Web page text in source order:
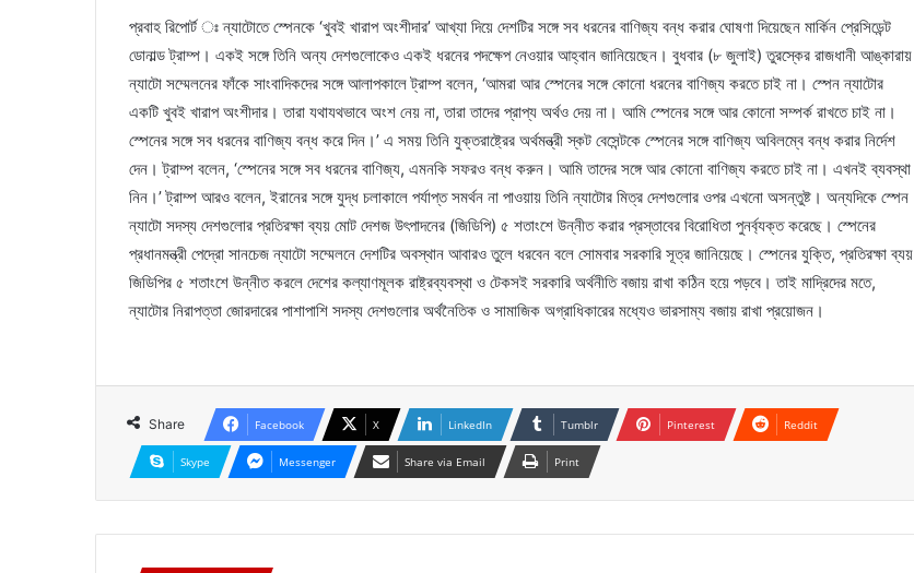
প্রবাহ রিপোর্ট ঃ ন্যাটোতে স্পেনকে ‘খুবই খারাপ অংশীদার’ আখ্যা দিয়ে দেশটির সঙ্গে সব ধরনের বাণিজ্য বন্ধ করার ঘোষণা দিয়েছেন মার্কিন প্রেসিডেন্ট
ডোনাল্ড ট্রাম্প। একই সঙ্গে তিনি অন্য দেশগুলোকেও একই ধরনের পদক্ষেপ নেওয়ার আহ্বান জানিয়েছেন। বুধবার (৮ জুলাই) তুরস্কের রাজধানী আঙ্কারায়
ন্যাটো সম্মেলনের ফাঁকে সাংবাদিকদের সঙ্গে আলাপকালে ট্রাম্প বলেন, ‘আমরা আর স্পেনের সঙ্গে কোনো ধরনের বাণিজ্য করতে চাই না। স্পেন ন্যাটোর
একটি খুবই খারাপ অংশীদার। তারা যথাযথভাবে অংশ নেয় না, তারা তাদের প্রাপ্য অর্থও দেয় না। আমি স্পেনের সঙ্গে আর কোনো সম্পর্ক রাখতে চাই না।
স্পেনের সঙ্গে সব ধরনের বাণিজ্য বন্ধ করে দিন।’ এ সময় তিনি যুক্তরাষ্ট্রের অর্থমন্ত্রী স্কট বেসেন্টকে স্পেনের সঙ্গে বাণিজ্য অবিলম্বে বন্ধ করার নির্দেশ
দেন। ট্রাম্প বলেন, ‘স্পেনের সঙ্গে সব ধরনের বাণিজ্য, এমনকি সফরও বন্ধ করুন। আমি তাদের সঙ্গে আর কোনো বাণিজ্য করতে চাই না। এখনই ব্যবস্থা
নিন।’ ট্রাম্প আরও বলেন, ইরানের সঙ্গে যুদ্ধ চলাকালে পর্যাপ্ত সমর্থন না পাওয়ায় তিনি ন্যাটোর মিত্র দেশগুলোর ওপর এখনো অসন্তুষ্ট। অন্যদিকে স্পেন
ন্যাটো সদস্য দেশগুলোর প্রতিরক্ষা ব্যয় মোট দেশজ উৎপাদনের (জিডিপি) ৫ শতাংশে উন্নীত করার প্রস্তাবের বিরোধিতা পুনর্ব্যক্ত করেছে। স্পেনের
প্রধানমন্ত্রী পেদ্রো সানচেজ ন্যাটো সম্মেলনে দেশটির অবস্থান আবারও তুলে ধরবেন বলে সোমবার সরকারি সূত্র জানিয়েছে। স্পেনের যুক্তি, প্রতিরক্ষা ব্যয়
জিডিপির ৫ শতাংশে উন্নীত করলে দেশের কল্যাণমূলক রাষ্ট্রব্যবস্থা ও টেকসই সরকারি অর্থনীতি বজায় রাখা কঠিন হয়ে পড়বে। তাই মাদ্রিদের মতে,
ন্যাটোর নিরাপত্তা জোরদারের পাশাপাশি সদস্য দেশগুলোর অর্থনৈতিক ও সামাজিক অগ্রাধিকারের মধ্যেও ভারসাম্য বজায় রাখা প্রয়োজন।
Share Facebook X LinkedIn Tumblr Pinterest Reddit
Skype Messenger Share via Email Print